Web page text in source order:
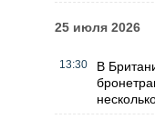
25 июля 2026
13:30
В